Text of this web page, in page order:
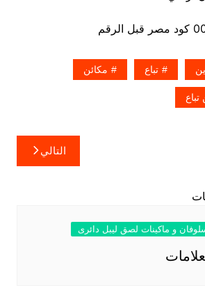
قبل الرقم
تباع مكائن
التالي
و ماكينات لصق ليبل دائرى